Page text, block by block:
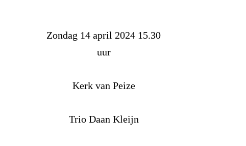
Zondag 14 april 2024 15.30
uur
Kerk van Peize
Trio Daan Kleijn